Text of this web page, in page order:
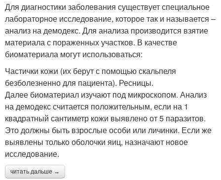
Для диагностики заболевания существует специальное
лабораторное исследование, которое так и называется –
анализ на демодекс. Для анализа производится взятие
материала с пораженных участков. В качестве
биоматериала могут использоваться:
Частички кожи (их берут с помощью скальпеля
безболезненно для пациента). Ресницы.
Далее биоматериал изучают под микроскопом. Анализ
на демодекс считается положительным, если на 1
квадратный сантиметр кожи выявлено от 5 паразитов.
Это должны быть взрослые особи или личинки. Если же
выявлены только оболочки яиц, назначают новое
исследование.
читать дальше →